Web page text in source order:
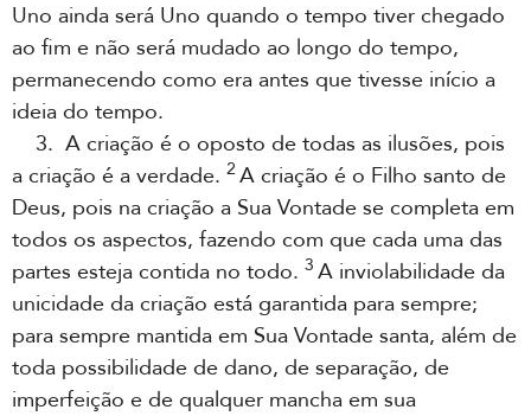
Uno ainda será Uno quando o tempo tiver chegado
ao fim e não será mudado ao longo do tempo,
permanecendo como era antes que tivesse início a
ideia do tempo.
3. A criação é o oposto de todas as ilusões, pois
a criação é a verdade. 2 A criação é o Filho santo de
Deus, pois na criação a Sua Vontade se completa em
todos os aspectos, fazendo com que cada uma das
partes esteja contida no todo. 3 A inviolabilidade da
unicidade da criação está garantida para sempre;
para sempre mantida em Sua Vontade santa, além de
toda possibilidade de dano, de separação, de
imperfeição e de qualquer mancha em sua